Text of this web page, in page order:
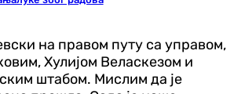
на правом путу са управом,
Хулијом Веласкезом и
штабом. Мислим да је